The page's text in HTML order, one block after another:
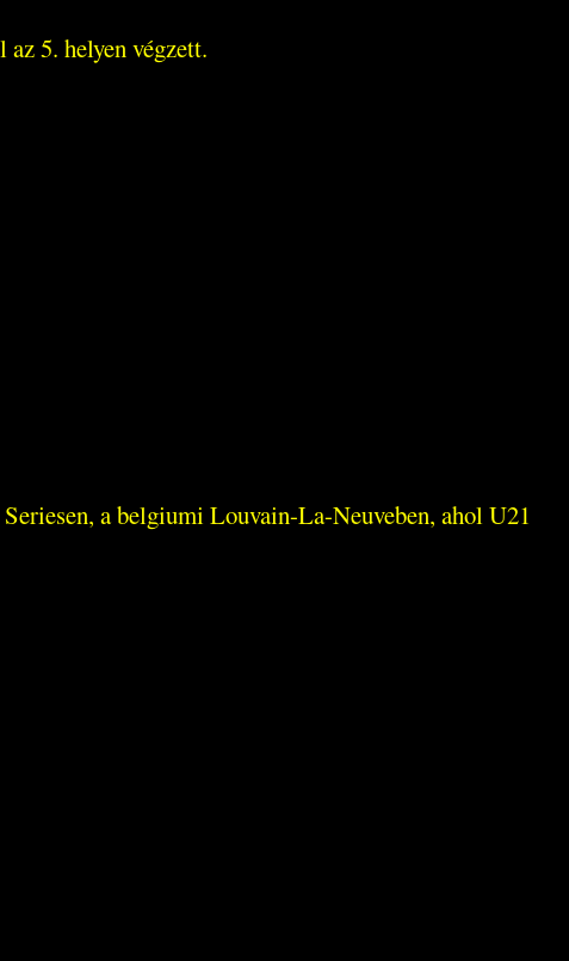
5. helyen végzett.
a belgiumi Louvain-La-Neuveben, ahol U21